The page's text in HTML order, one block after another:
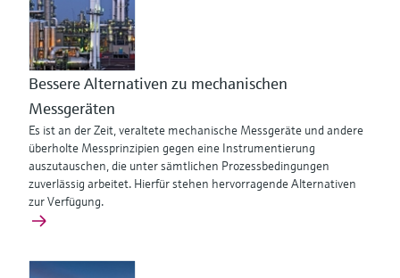
Bessere Alternativen zu mechanischen
Messgeräten
Es ist an der Zeit, veraltete mechanische Messgeräte und andere
überholte Messprinzipien gegen eine Instrumentierung
auszutauschen, die unter sämtlichen Prozessbedingungen
zuverlässig arbeitet. Hierfür stehen hervorragende Alternativen
zur Verfügung.